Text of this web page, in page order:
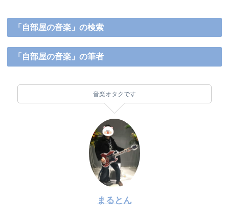
「自部屋の音楽」の検索
「自部屋の音楽」の筆者
音楽オタクです
まるとん